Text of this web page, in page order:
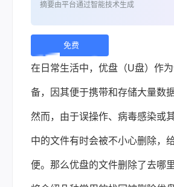
摘要由平台通过智能技术生成
免费
下
载 |
在日常生活中，优盘（U盘）作
备，因其便于携带和存储大量数
然而，由于误操作、病毒感染或
中的文件有时会被不小心删除，
便。那么优盘的文件删除了去哪